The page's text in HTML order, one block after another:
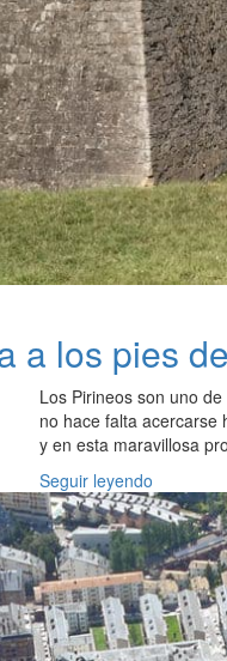
a los pies
Los Pirineos son uno
no hace falta acercarse
y en esta maravillosa
Seguir leyendo